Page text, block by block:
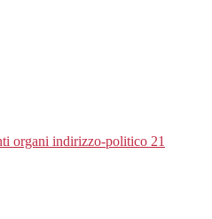
organi indirizzo-politico 21